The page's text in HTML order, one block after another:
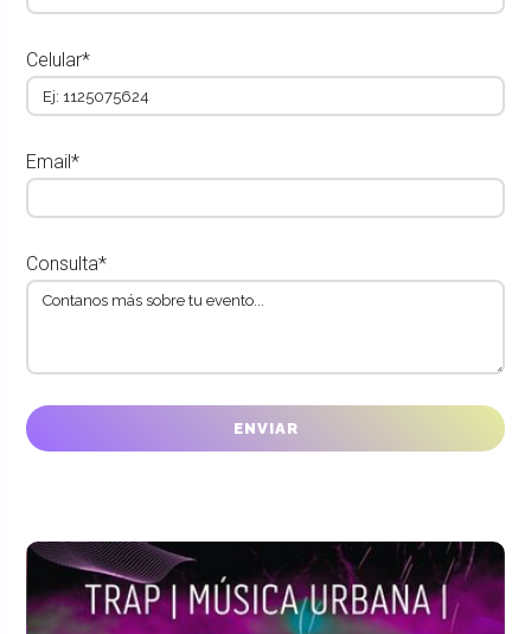
Celular*
Email*
Consulta*